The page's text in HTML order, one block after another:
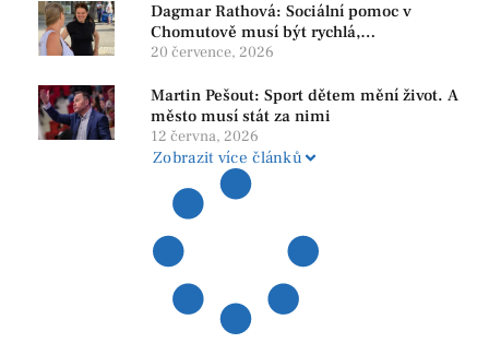
Dagmar Rathová: Sociální pomoc v
Chomutově musí být rychlá,
srozumitelná a férová. Ne udržovat lidi v
20 července, 2026
Martin Pešout: Sport dětem mění život. A
město musí stát za nimi
12 června, 2026
Zobrazit více článků